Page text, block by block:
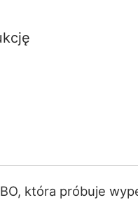
która próbuje